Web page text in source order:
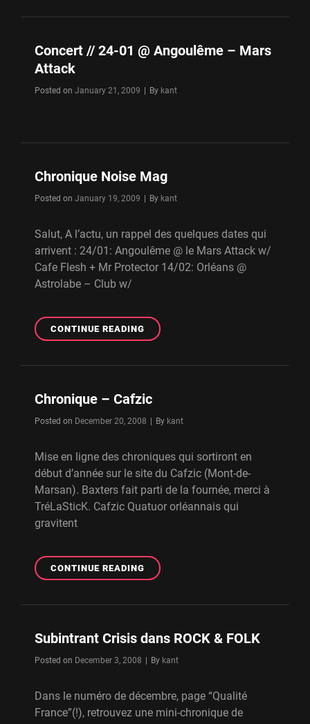
Concert // 24-01 @ Angoulême – Mars
Attack
Posted on January 21, 2009 By Byline
kant
Chronique Noise Mag
Posted on January 19, 2009 By Byline
kant
Salut, A l’actu, un rappel des quelques dates qui
arrivent : 24/01: Angoulême @ le Mars Attack w/
Cafe Flesh + Mr Protector 14/02: Orléans @
Astrolabe – Club w/
CONTINUE READINGCHRONIQUE
NOISE
Chronique – Cafzic
Posted on December 20, 2008 By Byline
kant
Mise en ligne des chroniques qui sortiront en
début d’année sur le site du Cafzic (Mont-de-
Marsan). Baxters fait parti de la fournée, merci à
TréLaSticK. Cafzic Quatuor orléannais qui
gravitent
CONTINUE READINGCHRONIQUE
–
Subintrant Crisis dans ROCK & FOLK
Posted on December 3, 2008 By Byline
kant
Dans le numéro de décembre, page “Qualité
France”(!), retrouvez une mini-chronique de